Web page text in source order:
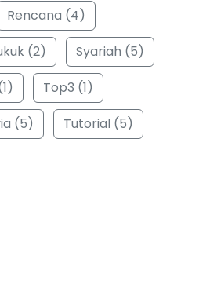
Rencana (4)
(2)
Syariah (5)
Top3 (1)
(5)
Tutorial (5)